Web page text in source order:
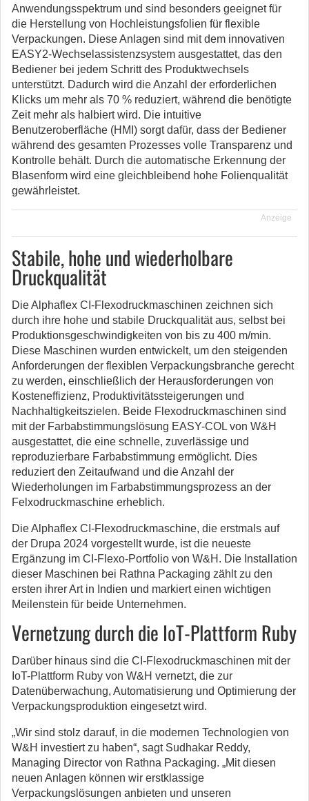
Anwendungsspektrum und sind besonders geeignet für
die Herstellung von Hochleistungsfolien für flexible
Verpackungen. Diese Anlagen sind mit dem innovativen
EASY2-Wechselassistenzsystem ausgestattet, das den
Bediener bei jedem Schritt des Produktwechsels
unterstützt. Dadurch wird die Anzahl der erforderlichen
Klicks um mehr als 70 % reduziert, während die benötigte
Zeit mehr als halbiert wird. Die intuitive
Benutzeroberfläche (HMI) sorgt dafür, dass der Bediener
während des gesamten Prozesses volle Transparenz und
Kontrolle behält. Durch die automatische Erkennung der
Blasenform wird eine gleichbleibend hohe Folienqualität
gewährleistet.
Anzeige
Stabile, hohe und wiederholbare
Druckqualität
Die Alphaflex CI-Flexodruckmaschinen zeichnen sich
durch ihre hohe und stabile Druckqualität aus, selbst bei
Produktionsgeschwindigkeiten von bis zu 400 m/min.
Diese Maschinen wurden entwickelt, um den steigenden
Anforderungen der flexiblen Verpackungsbranche gerecht
zu werden, einschließlich der Herausforderungen von
Kosteneffizienz, Produktivitätssteigerungen und
Nachhaltigkeitszielen. Beide Flexodruckmaschinen sind
mit der Farbabstimmungslösung EASY-COL von W&H
ausgestattet, die eine schnelle, zuverlässige und
reproduzierbare Farbabstimmung ermöglicht. Dies
reduziert den Zeitaufwand und die Anzahl der
Wiederholungen im Farbabstimmungsprozess an der
Felxodruckmaschine erheblich.
Die Alphaflex CI-Flexodruckmaschine, die erstmals auf
der Drupa 2024 vorgestellt wurde, ist die neueste
Ergänzung im CI-Flexo-Portfolio von W&H. Die Installation
dieser Maschinen bei Rathna Packaging zählt zu den
ersten ihrer Art in Indien und markiert einen wichtigen
Meilenstein für beide Unternehmen.
Vernetzung durch die IoT-Plattform Ruby
Darüber hinaus sind die CI-Flexodruckmaschinen mit der
IoT-Plattform Ruby von W&H vernetzt, die zur
Datenüberwachung, Automatisierung und Optimierung der
Verpackungsproduktion eingesetzt wird.
„Wir sind stolz darauf, in die modernen Technologien von
W&H investiert zu haben“, sagt Sudhakar Reddy,
Managing Director von Rathna Packaging. „Mit diesen
neuen Anlagen können wir erstklassige
Verpackungslösungen anbieten und unseren